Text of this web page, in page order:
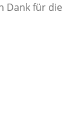
Dank für die